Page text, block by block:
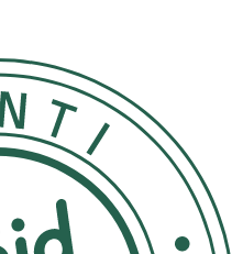
bad med linser.
på linsen för enklare
vid irritation. Om
och byte av linser,
optiker.